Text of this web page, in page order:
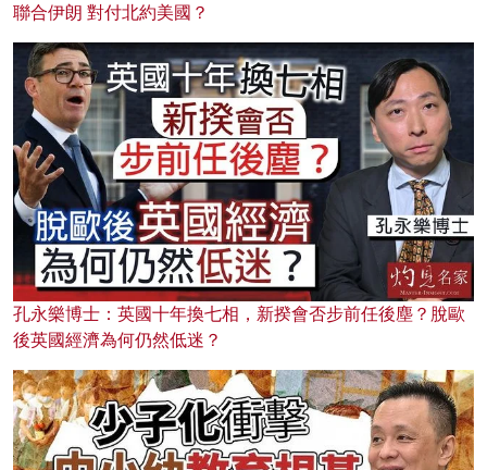
聯合伊朗 對付北約美國？
孔永樂博士：英國十年換七相，新揆會否步前任後塵？脫歐
後英國經濟為何仍然低迷？